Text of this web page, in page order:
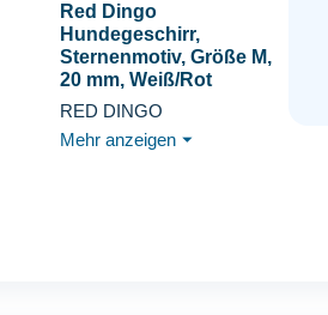
Red Dingo
Hundegeschirr,
Sternenmotiv, Größe M,
20 mm, Weiß/Rot
RED DINGO
Mehr anzeigen ⏷